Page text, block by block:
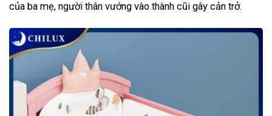
của ba mẹ, người thân vướng vào thành cũi gây cản trở.